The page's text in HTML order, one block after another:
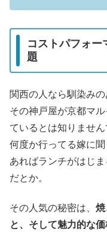
コストパフォー
題
関西の人なら馴染み
その神戸屋が京都マ
ているとは知りません
何度か行ってる嫁に
あればランチがはじ
だとか。
その人気の秘密は、 焼
と、そして魅力的な